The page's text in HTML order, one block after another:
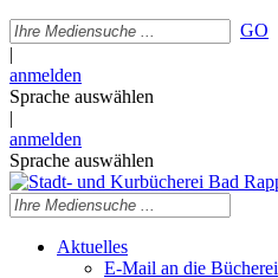
GO
|
anmelden
Sprache auswählen
|
anmelden
Sprache auswählen
Aktuelles
E-Mail an die Bücherei